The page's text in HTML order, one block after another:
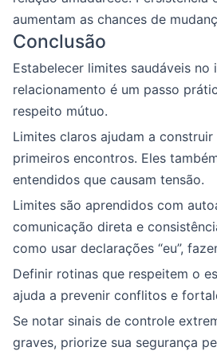
aumentam as chances de
Conclusão
Estabelecer limites saudáveis no
relacionamento é um passo
respeito mútuo.
Limites claros ajudam a
primeiros encontros. Eles
entendidos que causam tensão.
Limites são aprendidos com
comunicação direta e
como usar declarações “eu”,
Definir rotinas que respeitem o
ajuda a prevenir conflitos e
Se notar sinais de controle
graves, priorize sua segurança